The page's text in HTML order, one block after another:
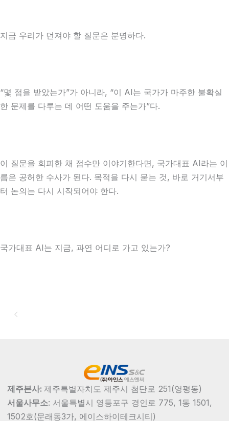
지금 우리가 던져야 할 질문은 분명하다.
“몇 점을 받았는가”가 아니라, “이 AI는 국가가 마주한 불확실
한 문제를 다루는 데 어떤 도움을 주는가”다.
이 질문을 회피한 채 점수만 이야기한다면, 국가대표 AI라는 이
름은 공허한 수사가 된다. 목적을 다시 묻는 것, 바로 거기서부
터 논의는 다시 시작되어야 한다.
국가대표 AI는 지금, 과연 어디로 가고 있는가?
제주본사: 제주특별자치도 제주시 첨단로 251(영평동)
서울사무소: 서울특별시 영등포구 경인로 775, 1동 1501,
1502호(문래동3가, 에이스하이테크시티)